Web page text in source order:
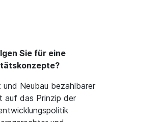
Sie für eine
Neubau bezahlbarer
auf das Prinzip der